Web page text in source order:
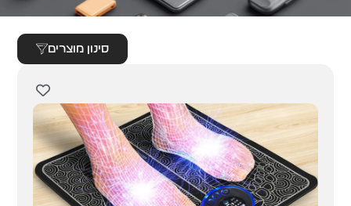
סינון מוצרים